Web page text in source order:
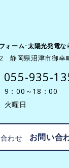
ォーム･太陽光発電な
静岡県沼津市御幸
055-935-
9：00～18：00
火曜日
お問い合